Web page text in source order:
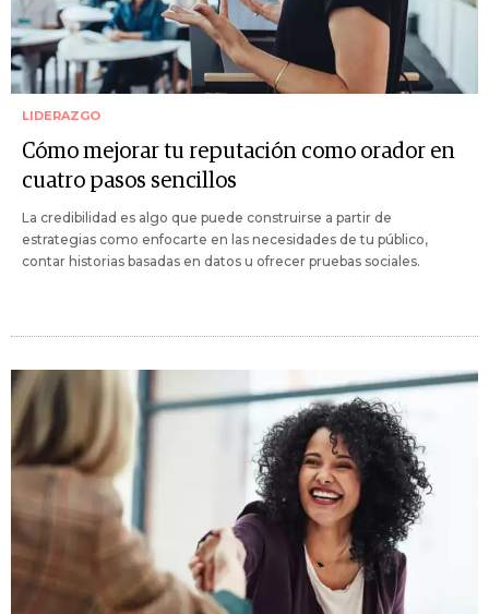
LIDERAZGO
Cómo mejorar tu reputación como orador en
cuatro pasos sencillos
La credibilidad es algo que puede construirse a partir de
estrategias como enfocarte en las necesidades de tu público,
contar historias basadas en datos u ofrecer pruebas sociales.